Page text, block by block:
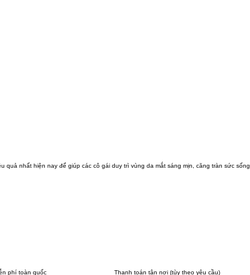
quả nhất hiện nay để giúp các cô gái duy trì vùng da mắt sáng mịn, căng tràn sức sống.
phí toàn quốc Thanh toán tận nơi (tùy theo yêu cầu)